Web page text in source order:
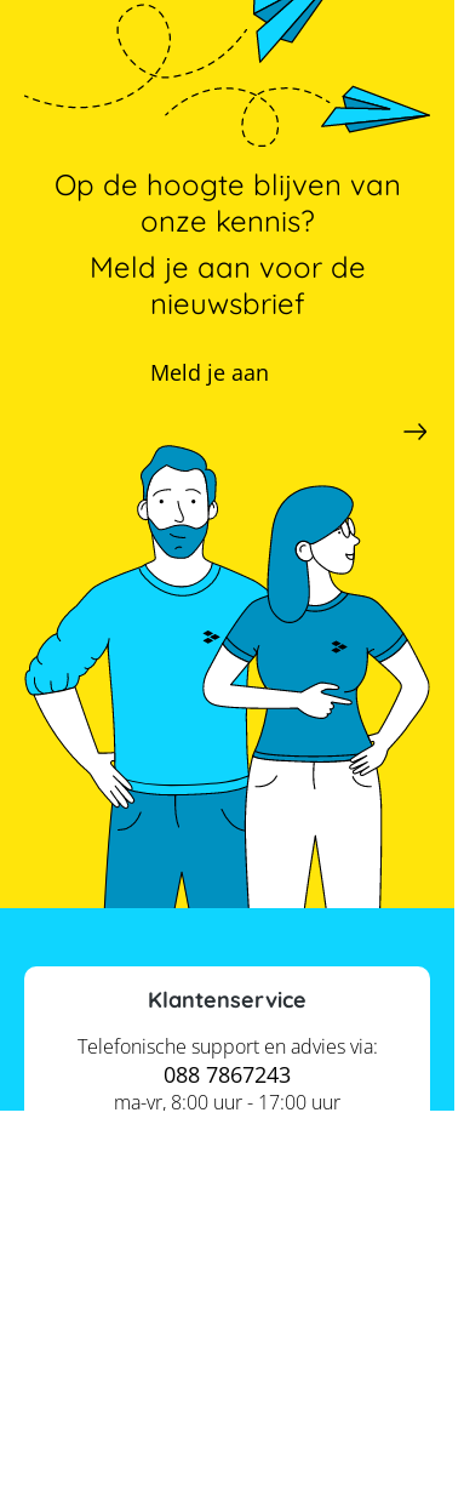
Op de hoogte blijven van
onze kennis?
Meld je aan voor de
nieuwsbrief
Meld je aan
Klantenservice
Telefonische support en advies via:
088 7867243
ma-vr, 8:00 uur - 17:00 uur